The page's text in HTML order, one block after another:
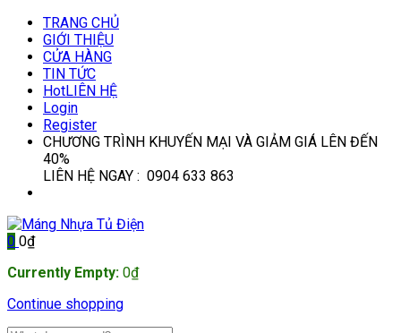
TRANG CHỦ
GIỚI THIỆU
CỬA HÀNG
TIN TỨC
HotLIÊN HỆ
Login
Register
CHƯƠNG TRÌNH KHUYẾN MẠI VÀ GIẢM GIÁ LÊN ĐẾN
40%
LIÊN HỆ NGAY : 0904 633 863
0 0₫
Currently Empty: 0₫
Continue shopping